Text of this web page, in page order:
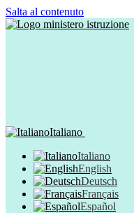
Salta al contenuto
Italiano
Italiano
English
Deutsch
Français
Español